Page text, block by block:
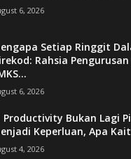
6, 2026
Setiap Ringgit
Rahsia
6, 2026
Productivity Bukan Lagi
Keperluan, Apa
4, 2026